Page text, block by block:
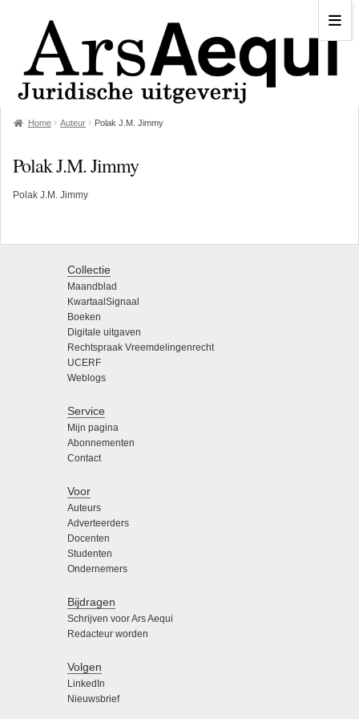
Home Auteur Polak J.M. Jimmy
Polak J.M. Jimmy
Polak J.M. Jimmy
Collectie
Maandblad
KwartaalSignaal
Boeken
Digitale uitgaven
Rechtspraak Vreemdelingenrecht
UCERF
Weblogs
Service
Mijn pagina
Abonnementen
Contact
Voor
Auteurs
Adverteerders
Docenten
Studenten
Ondernemers
Bijdragen
Schrijven voor Ars Aequi
Redacteur worden
Volgen
LinkedIn
Nieuwsbrief